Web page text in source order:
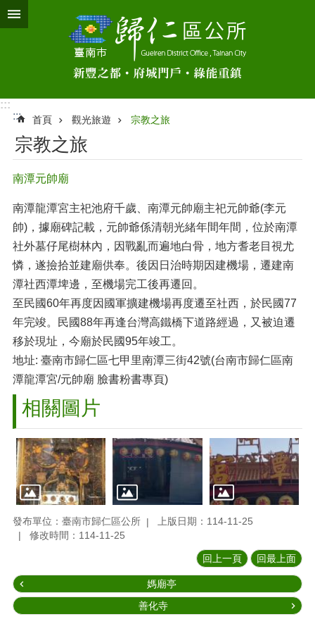
跳到主要內容區塊
:::
:::
首頁 觀光旅遊 宗教之旅
宗教之旅
南潭元帥廟
南潭龍潭宮主祀池府千歲、南潭元帥廟主祀元帥爺(李元
帥)，據廟碑記載，元帥爺係清朝光緒年間年間，位於南潭
社外墓仔尾樹林內，因戰亂而遍地白骨，地方耆老目視尤
憐，遂撿拾並建廟供奉。後因日治時期因建機場，遷建南
潭社西潭埤邊，至機場完工後再遷回。
至民國60年再度因國軍擴建機場再度遷至社西，於民國77
年完竣。民國88年再逢台灣高鐵橋下道路經過，又被迫遷
移於現址，今廟於民國95年竣工。
地址: 臺南市歸仁區七甲里南潭三街42號(台南市歸仁區南
潭龍潭宮/元帥廟 臉書粉書專頁)
相關圖片
發布單位：臺南市歸仁區公所
上版日期：114-11-25
修改時間：114-11-25
回上一頁 回最上面
媽廟亭
善化寺